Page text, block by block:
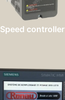
Speed controller